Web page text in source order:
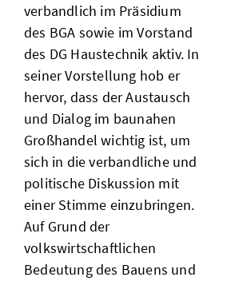
verbandlich im Präsidium
des BGA sowie im Vorstand
des DG Haustechnik aktiv. In
seiner Vorstellung hob er
hervor, dass der Austausch
und Dialog im baunahen
Großhandel wichtig ist, um
sich in die verbandliche und
politische Diskussion mit
einer Stimme einzubringen.
Auf Grund der
volkswirtschaftlichen
Bedeutung des Bauens und